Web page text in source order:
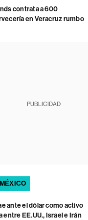
contrata a 600
en Veracruz rumbo
PUBLICIDAD
ante el dólar como activo
EE.UU., Israel e Irán